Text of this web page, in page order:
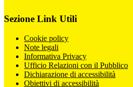
Sezione Link Utili
Cookie policy
Note legali
Informativa Privacy
Ufficio Relazioni con il Pubblico
Dichiarazione di accessibilità
Obiettivi di accessibilità